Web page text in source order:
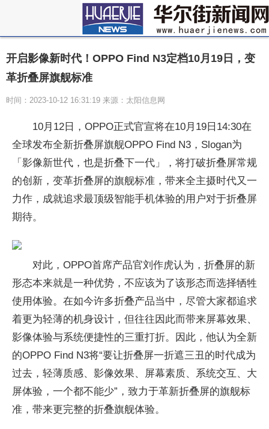
开启影像新时代！OPPO Find N3定档10月19日，变
革折叠屏旗舰标准
时间：2023-10-12 16:31:19 来源：太阳信息网
10月12日，OPPO正式官宣将在10月19日14:30在
全球发布全新折叠屏旗舰OPPO Find N3，Slogan为
「影像新世代，也是折叠下一代」，将打破折叠屏常规
的创新，变革折叠屏的旗舰标准，带来全主摄时代又一
力作，成就追求最顶级智能手机体验的用户对于折叠屏
期待。
对此，OPPO首席产品官刘作虎认为，折叠屏的新
形态本来就是一种优势，不应该为了该形态而选择牺牲
使用体验。在如今许多折叠产品当中，尽管大家都追求
着更为轻薄的机身设计，但往往因此而带来屏幕效果、
影像体验与系统便捷性的三重打折。因此，他认为全新
的OPPO Find N3将“要让折叠屏一折遮三丑的时代成为
过去，轻薄质感、影像效果、屏幕素质、系统交互、大
屏体验，一个都不能少”，致力于革新折叠屏的旗舰标
准，带来更完整的折叠旗舰体验。